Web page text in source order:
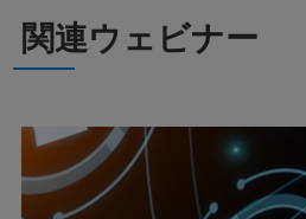
関連ウェビナー